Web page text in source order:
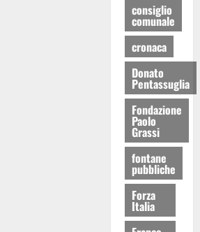
consiglio
comunale
cronaca
Donato
Pentassuglia
Fondazione
Paolo
Grassi
fontane
pubbliche
Forza
Italia